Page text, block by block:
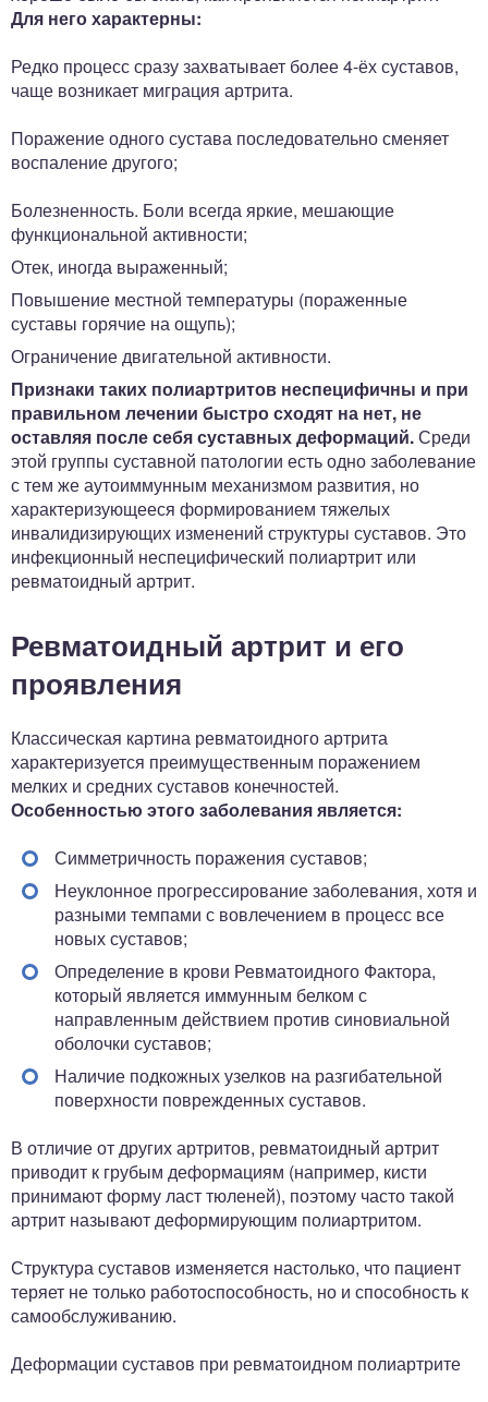
Для него характерны:
Редко процесс сразу захватывает более 4-ёх суставов,
чаще возникает миграция артрита.
Поражение одного сустава последовательно сменяет
воспаление другого;
Болезненность. Боли всегда яркие, мешающие
функциональной активности;
Отек, иногда выраженный;
Повышение местной температуры (пораженные
суставы горячие на ощупь);
Ограничение двигательной активности.
Признаки таких полиартритов неспецифичны и при
правильном лечении быстро сходят на нет, не
оставляя после себя суставных деформаций.Среди
этой группы суставной патологии есть одно заболевание
с тем же аутоиммунным механизмом развития, но
характеризующееся формированием тяжелых
инвалидизирующих изменений структуры суставов. Это
инфекционный неспецифический полиартрит или
ревматоидный артрит.
Ревматоидный артрит и его
проявления
Классическая картина ревматоидного артрита
характеризуется преимущественным поражением
мелких и средних суставов конечностей.
Особенностью этого заболевания является:
Симметричность поражения суставов;
Неуклонное прогрессирование заболевания, хотя и
разными темпами с вовлечением в процесс все
новых суставов;
Определение в крови Ревматоидного Фактора,
который является иммунным белком с
направленным действием против синовиальной
оболочки суставов;
Наличие подкожных узелков на разгибательной
поверхности поврежденных суставов.
В отличие от других артритов, ревматоидный артрит
приводит к грубым деформациям (например, кисти
принимают форму ласт тюленей), поэтому часто такой
артрит называют деформирующим полиартритом.
Структура суставов изменяется настолько, что пациент
теряет не только работоспособность, но и способность к
самообслуживанию.
Деформации суставов при ревматоидном полиартрите